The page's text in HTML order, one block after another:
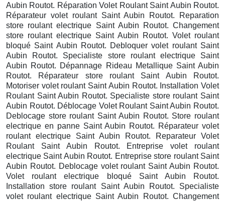
Aubin Routot. Réparation Volet Roulant Saint Aubin Routot.
Réparateur volet roulant Saint Aubin Routot. Reparation
store roulant electrique Saint Aubin Routot. Changement
store roulant electrique Saint Aubin Routot. Volet roulant
bloqué Saint Aubin Routot. Debloquer volet roulant Saint
Aubin Routot. Specialiste store roulant electrique Saint
Aubin Routot. Dépannage Rideau Metallique Saint Aubin
Routot. Réparateur store roulant Saint Aubin Routot.
Motoriser volet roulant Saint Aubin Routot. Installation Volet
Roulant Saint Aubin Routot. Specialiste store roulant Saint
Aubin Routot. Déblocage Volet Roulant Saint Aubin Routot.
Deblocage store roulant Saint Aubin Routot. Store roulant
electrique en panne Saint Aubin Routot. Réparateur volet
roulant electrique Saint Aubin Routot. Reparateur Volet
Roulant Saint Aubin Routot. Entreprise volet roulant
electrique Saint Aubin Routot. Entreprise store roulant Saint
Aubin Routot. Deblocage volet roulant Saint Aubin Routot.
Volet roulant electrique bloqué Saint Aubin Routot.
Installation store roulant Saint Aubin Routot. Specialiste
volet roulant electrique Saint Aubin Routot. Changement